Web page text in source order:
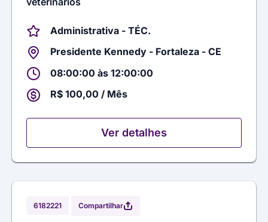
Administrativa - TÉC.
Presidente Kennedy - Fortaleza - CE
08:00:00 às 12:00:00
R$ 100,00 / Mês
Ver detalhes
6182221 Compartilhar